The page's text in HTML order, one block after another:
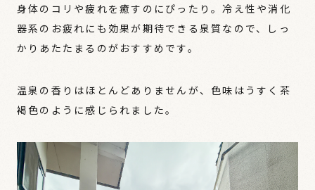
身体のコリや疲れを癒すのにぴったり。冷え性や消化
器系のお疲れにも効果が期待できる泉質なので、しっ
かりあたたまるのがおすすめです。
温泉の香りはほとんどありませんが、色味はうすく茶
褐色のように感じられました。